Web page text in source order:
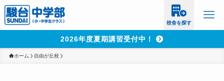
校舎を探す
2026年度夏期講習受付中！
ホーム 自由が丘校